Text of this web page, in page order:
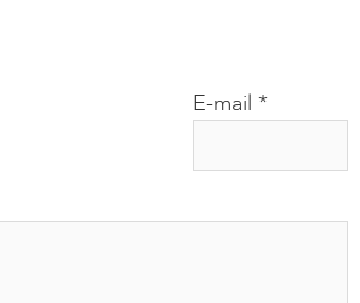
E-mail *